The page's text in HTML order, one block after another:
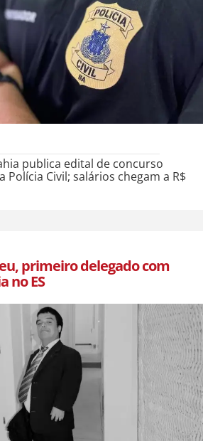
publica edital de concurso
Polícia Civil; salários chegam a R$
primeiro delegado com
no ES